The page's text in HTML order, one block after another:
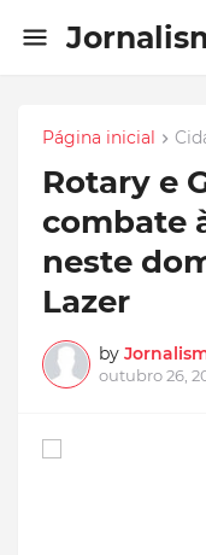
Página inicial
Rotary e
combate
neste
Lazer
by
outubro 26,